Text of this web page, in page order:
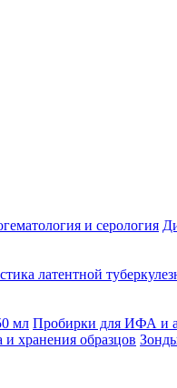
и серология
латентной
мл Пробирки для ИФА и
хранения образцов